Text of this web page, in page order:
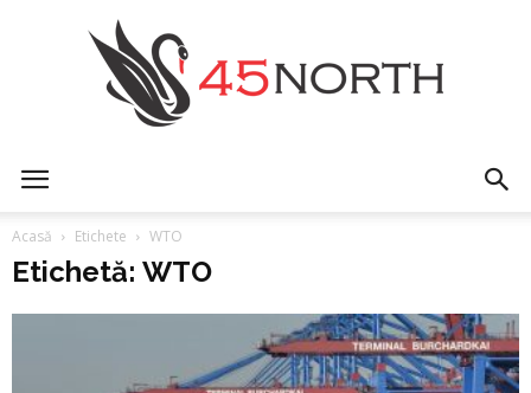
Acasă Etichete WTO
Etichetă: WTO